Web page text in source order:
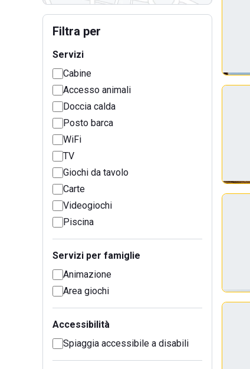
Filtra per
Servizi
Cabine
Accesso animali
Doccia calda
Posto barca
WiFi
TV
Giochi da tavolo
Carte
Videogiochi
Piscina
Servizi per famiglie
Animazione
Area giochi
Accessibilità
Spiaggia accessibile a disabili